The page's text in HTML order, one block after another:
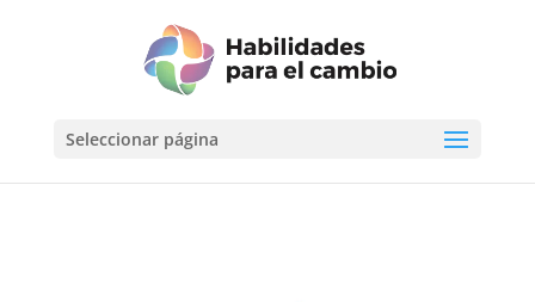
Seleccionar página